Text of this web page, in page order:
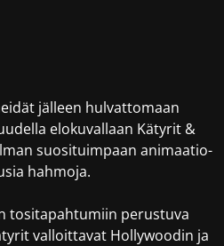
jälleen hulvattomaan
elokuvallaan Kätyrit &
suosituimpaan animaatio-
hahmoja.
tositapahtumiin perustuva
valloittavat Hollywoodin ja